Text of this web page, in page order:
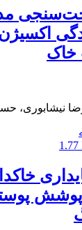
خاک
نیشابوری،
1.77